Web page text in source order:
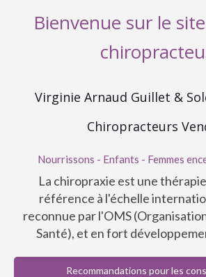
Bienvenue sur le
Virginie Arnaud Guillet &
Chiropracteurs
Nourrissons - Enfants - Femmes
La chiropraxie est une
référence à l'échelle
reconnue par l'OMS
Santé), et en fort
Recommandations pour les